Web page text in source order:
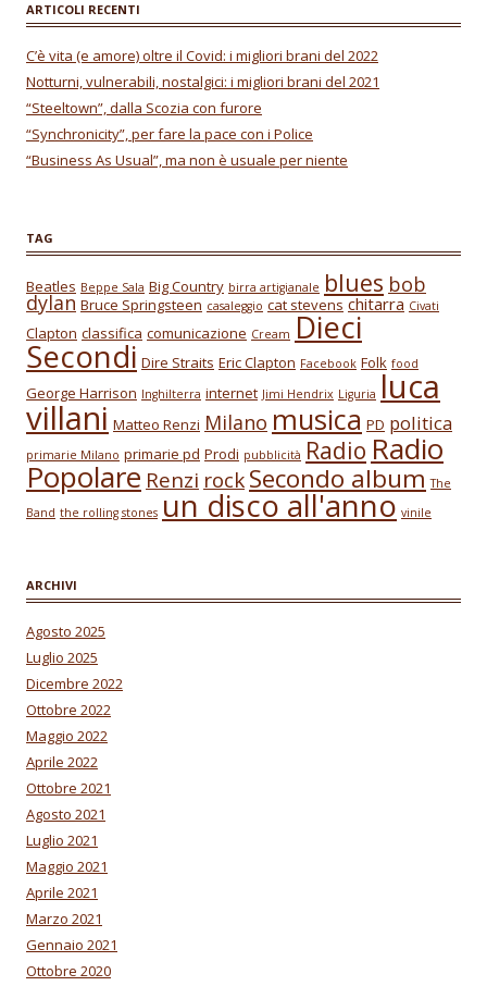
ARTICOLI RECENTI
C’è vita (e amore) oltre il Covid: i migliori brani del 2022
Notturni, vulnerabili, nostalgici: i migliori brani del 2021
“Steeltown”, dalla Scozia con furore
“Synchronicity”, per fare la pace con i Police
“Business As Usual”, ma non è usuale per niente
TAG
Beatles Beppe Sala Big Country birra artigianale blues bob
dylan Bruce Springsteen casaleggio cat stevens chitarra Civati
Clapton classifica comunicazione Cream Dieci
Secondi Dire Straits Eric Clapton Facebook Folk food
George Harrison Inghilterra internet Jimi Hendrix Liguria luca
villani Matteo Renzi Milano musica PD politica
primarie Milano primarie pd Prodi pubblicità Radio Radio
Popolare Renzi rockSecondo album The
Band the rolling stones un disco all'anno vinile
ARCHIVI
Agosto 2025
Luglio 2025
Dicembre 2022
Ottobre 2022
Maggio 2022
Aprile 2022
Ottobre 2021
Agosto 2021
Luglio 2021
Maggio 2021
Aprile 2021
Marzo 2021
Gennaio 2021
Ottobre 2020